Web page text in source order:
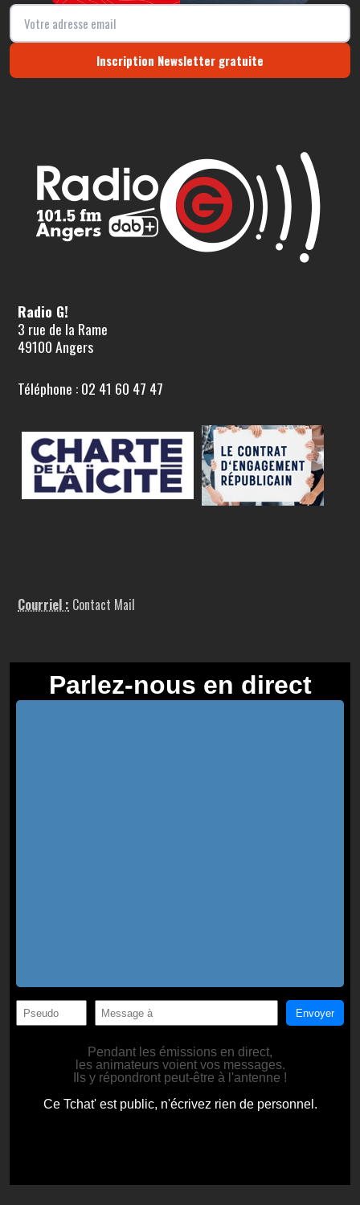
Inscription Newsletter gratuite
Radio G!
3 rue de la Rame
49100 Angers
Téléphone : 02 41 60 47 47
Courriel : Contact Mail